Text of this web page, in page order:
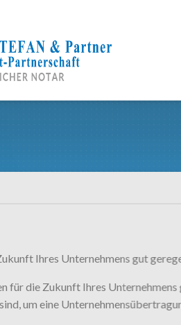
Ihres Unternehmens gut
für die Zukunft Ihres
um eine